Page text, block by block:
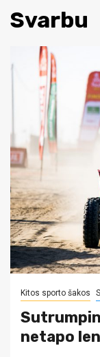
Svarbu
Kitos sporto šakos
netapo